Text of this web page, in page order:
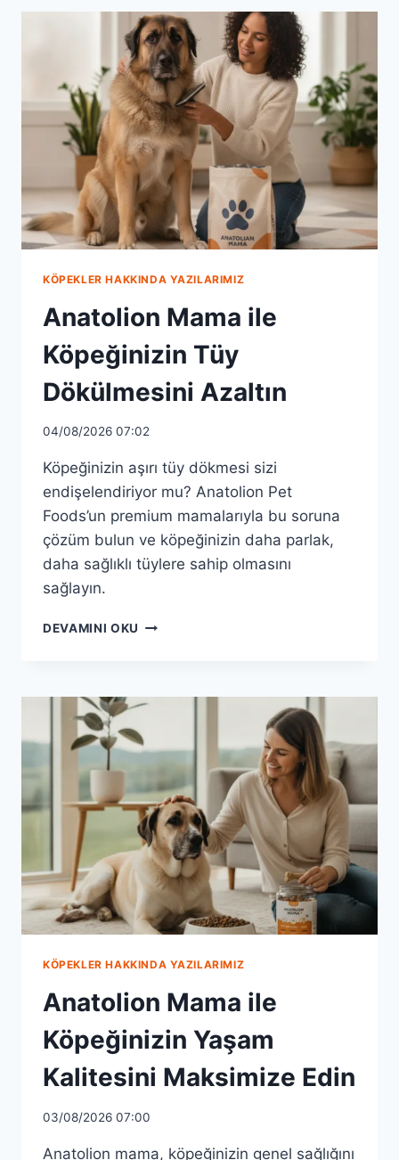
EKLEM
SAĞLIĞINI
KORUYUN
KÖPEKLER HAKKINDA YAZILARIMIZ
Anatolion Mama ile
Köpeğinizin Tüy
Dökülmesini Azaltın
04/08/2026 07:02
Köpeğinizin aşırı tüy dökmesi sizi
endişelendiriyor mu? Anatolion Pet
Foods’un premium mamalarıyla bu soruna
çözüm bulun ve köpeğinizin daha parlak,
daha sağlıklı tüylere sahip olmasını
sağlayın.
DEVAMINI OKU ANATOLION
TÜY
AZALTIN
KÖPEKLER HAKKINDA YAZILARIMIZ
Anatolion Mama ile
Köpeğinizin Yaşam
Kalitesini Maksimize Edin
03/08/2026 07:00
Anatolion mama, köpeğinizin genel sağlığını